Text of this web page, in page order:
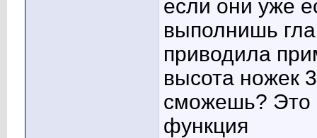
если они уже
выполнишь
приводила
высота ножек
сможешь? Это
функция